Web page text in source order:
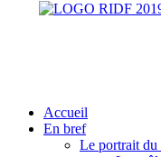
Accueil
En bref
Le portrait du